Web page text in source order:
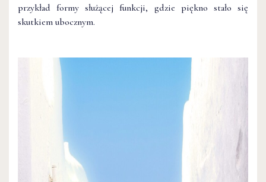
przykład formy służącej funkcji, gdzie piękno stało się
skutkiem ubocznym.